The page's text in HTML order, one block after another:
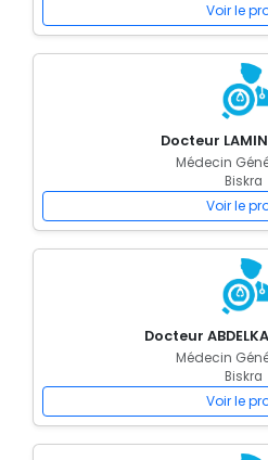
Voir le
Docteur
Médecin
Biskra
Voir le
Docteur
Médecin
Biskra
Voir le